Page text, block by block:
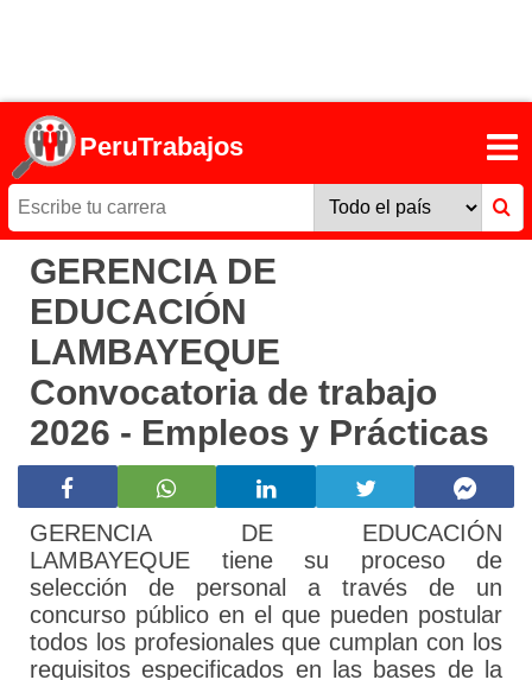
PeruTrabajos
GERENCIA DE
EDUCACIÓN
LAMBAYEQUE
Convocatoria de trabajo
2026 - Empleos y Prácticas
GERENCIA DE EDUCACIÓN
LAMBAYEQUE tiene su proceso de
selección de personal a través de un
concurso público en el que pueden postular
todos los profesionales que cumplan con los
requisitos especificados en las bases de la